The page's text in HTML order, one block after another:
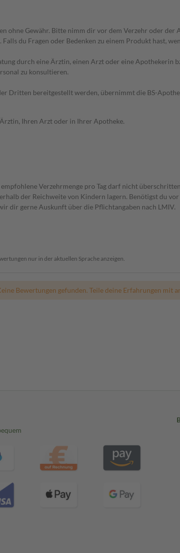
ohne Gewähr. Bitte nimm dir vor dem Verzehr oder
du Fragen oder Bedenken zu einem Produkt hast,
durch eine Ärztin, einen Arzt oder eine Apothekerin
zu konsultieren.
Dritten bereitgestellt werden, übernimmt die BS-
Ihren Arzt oder in Ihrer Apotheke.
Verzehrmenge pro Tag darf nicht
der Reichweite von Kindern lagern. Benötigst du
dir gerne Auskunft über die Pflichtangaben nach LMIV.
nur in der aktuellen Sprache anzeigen.
Bewertungen gefunden. Teile deine Erfahrungen mit